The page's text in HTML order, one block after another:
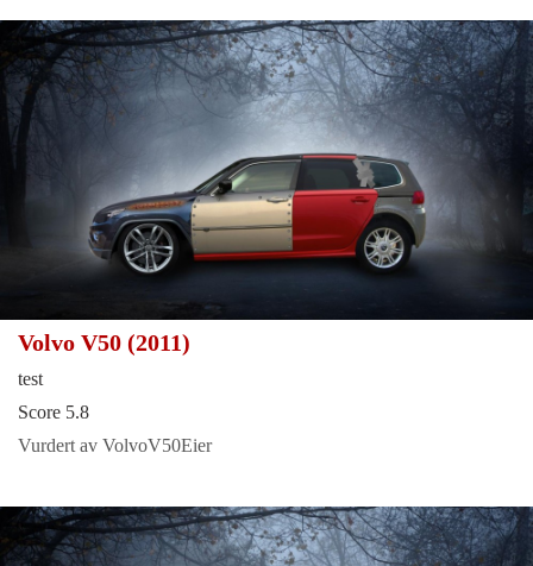
Volvo V50 (2011)
test
Score 5.8
Vurdert av VolvoV50Eier